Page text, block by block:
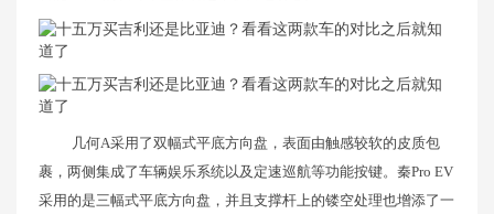
几何A采用了双幅式平底方向盘，表面由触感较软的皮质包
裹，两侧集成了车辆娱乐系统以及定速巡航等功能按键。秦Pro EV
采用的是三幅式平底方向盘，并且支撑杆上的镂空处理也增添了一